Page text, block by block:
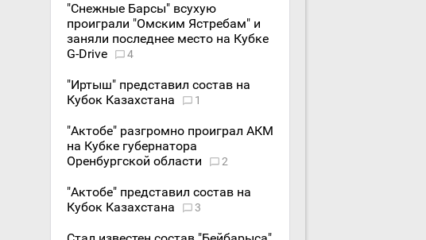
"Снежные Барсы" всухую
проиграли "Омским Ястребам" и
заняли последнее место на Кубке
G-Drive
4
"Иртыш" представил состав на
Кубок Казахстана
1
"Актобе" разгромно проиграл АКМ
на Кубке губернатора
Оренбургской области
2
"Актобе" представил состав на
Кубок Казахстана
3